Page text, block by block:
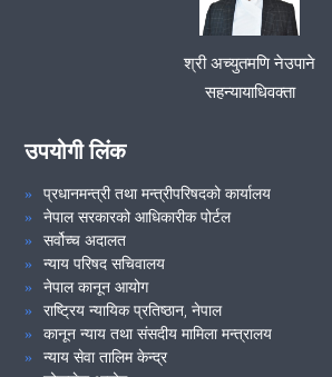
तहको समन्वय समितिको वैठकको निर्णय ।
मिति २०८१।०५।२६ गते सम्पन्न उच्च सरकारी
कर्मचारी वैठकको निर्णय ।
सहन्यायाधिवक्ता श्री मोहन सागर
कार्यक्रम २०८१/०३/२०
स्थानिय समुदाय, नागरिक समाज, जनप्रतिनिधि
श्री अच्युतमणि नेउपाने
सहन्यायाधिवक्ता
उपयोगी लिंक
प्रधानमन्त्री तथा मन्त्रीपरिषदको कार्यालय
नेपाल सरकारको आधिकारीक पोर्टल
सर्वोच्च अदालत
न्याय परिषद सचिवालय
नेपाल कानून आयोग
राष्ट्रिय न्यायिक प्रतिष्ठान, नेपाल
कानून न्याय तथा संसदीय मामिला मन्त्रालय
न्याय सेवा तालिम केन्द्र